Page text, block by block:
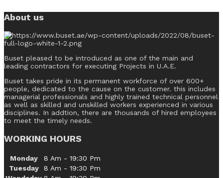
About us
Buset pleased to be introduced as one of the main and
leading contractors for executing Projects in U.A.E.
Buset takes pride in its permanent workforce of over 600+
people, dedicated to the cause on the customer. this includes
managerial professionals and highly trained technical personnel
as well as skilled and unskilled workers experienced in various
disciplines. In addtion, there are thousands of hired employees
to meet the timely needs.
WORKING HOURS
Monday
8 Am - 19:30 Pm
Tuesday
8 Am - 19:30 Pm